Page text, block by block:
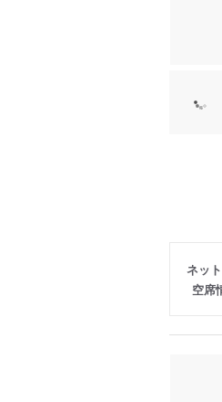
ネッ
空席